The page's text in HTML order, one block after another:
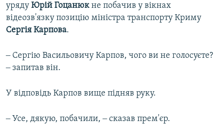
уряду Юрій Гоцанюкне побачив у вікнах
відеозв'язку позицію міністра транспорту Криму
Сергія Карпова.
‒ Сергію Васильовичу Карпов, чого ви не голосуєте?
‒ запитав він.
У відповідь Карпов вище підняв руку.
‒ Усе, дякую, побачили, ‒ сказав прем'єр.